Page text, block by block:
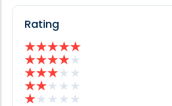
Rating
★★★★★
★★★★★
★★★★ ★
★★★ ★ ★
★★ ★ ★ ★